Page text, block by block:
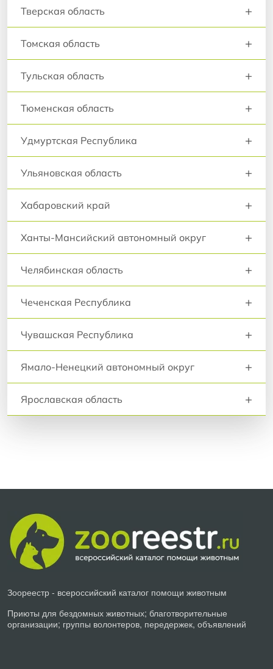
Тверская область +
Томская область +
Тульская область +
Тюменская область +
Удмуртская Республика +
Ульяновская область +
Хабаровский край +
Ханты-Мансийский автономный округ +
Челябинская область +
Чеченская Республика +
Чувашская Республика +
Ямало-Ненецкий автономный округ +
Ярославская область +
Зоореестр - всероссийский каталог помощи животным
Приюты для бездомных животных; благотворительные
организации; группы волонтеров, передержек, объявлений